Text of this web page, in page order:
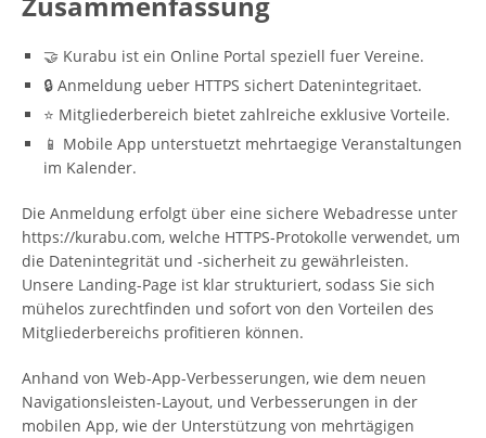
🤝 Kurabu ist ein Online Portal speziell fuer Vereine.
🔒 Anmeldung ueber HTTPS sichert Datenintegritaet.
⭐ Mitgliederbereich bietet zahlreiche exklusive Vorteile.
📱 Mobile App unterstuetzt mehrtaegige Veranstaltungen
im Kalender.
Die Anmeldung erfolgt über eine sichere Webadresse unter
https://kurabu.com, welche HTTPS-Protokolle verwendet, um
die Datenintegrität und -sicherheit zu gewährleisten.
Unsere Landing-Page ist klar strukturiert, sodass Sie sich
mühelos zurechtfinden und sofort von den Vorteilen des
Mitgliederbereichs profitieren können.
Anhand von Web-App-Verbesserungen, wie dem neuen
Navigationsleisten-Layout, und Verbesserungen in der
mobilen App, wie der Unterstützung von mehrtägigen